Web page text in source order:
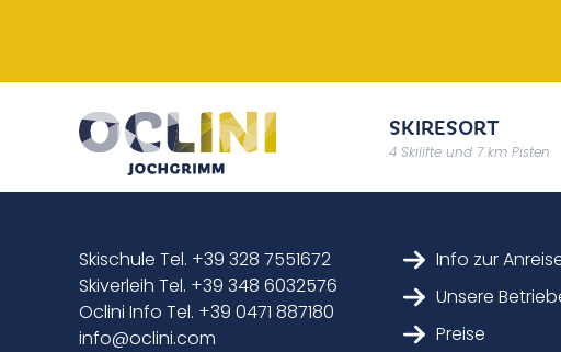
SKIRESORT
4 Skilifte und 7 km Pisten
Skischule Tel. +39 328 7551672
Skiverleih Tel. +39 348 6032576
Oclini Info Tel. +39 0471 887180
info@oclini.com
Info zur
Unsere
Preise